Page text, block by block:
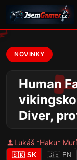
NOVINKY
Human
Diver,
Lukáš *Haku*
🇸🇰 SK 🇬🇧 EN